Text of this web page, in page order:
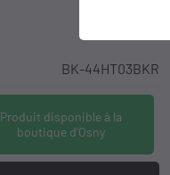
BK-44HT03BKR
Produit disponible à la
boutique d'Osny